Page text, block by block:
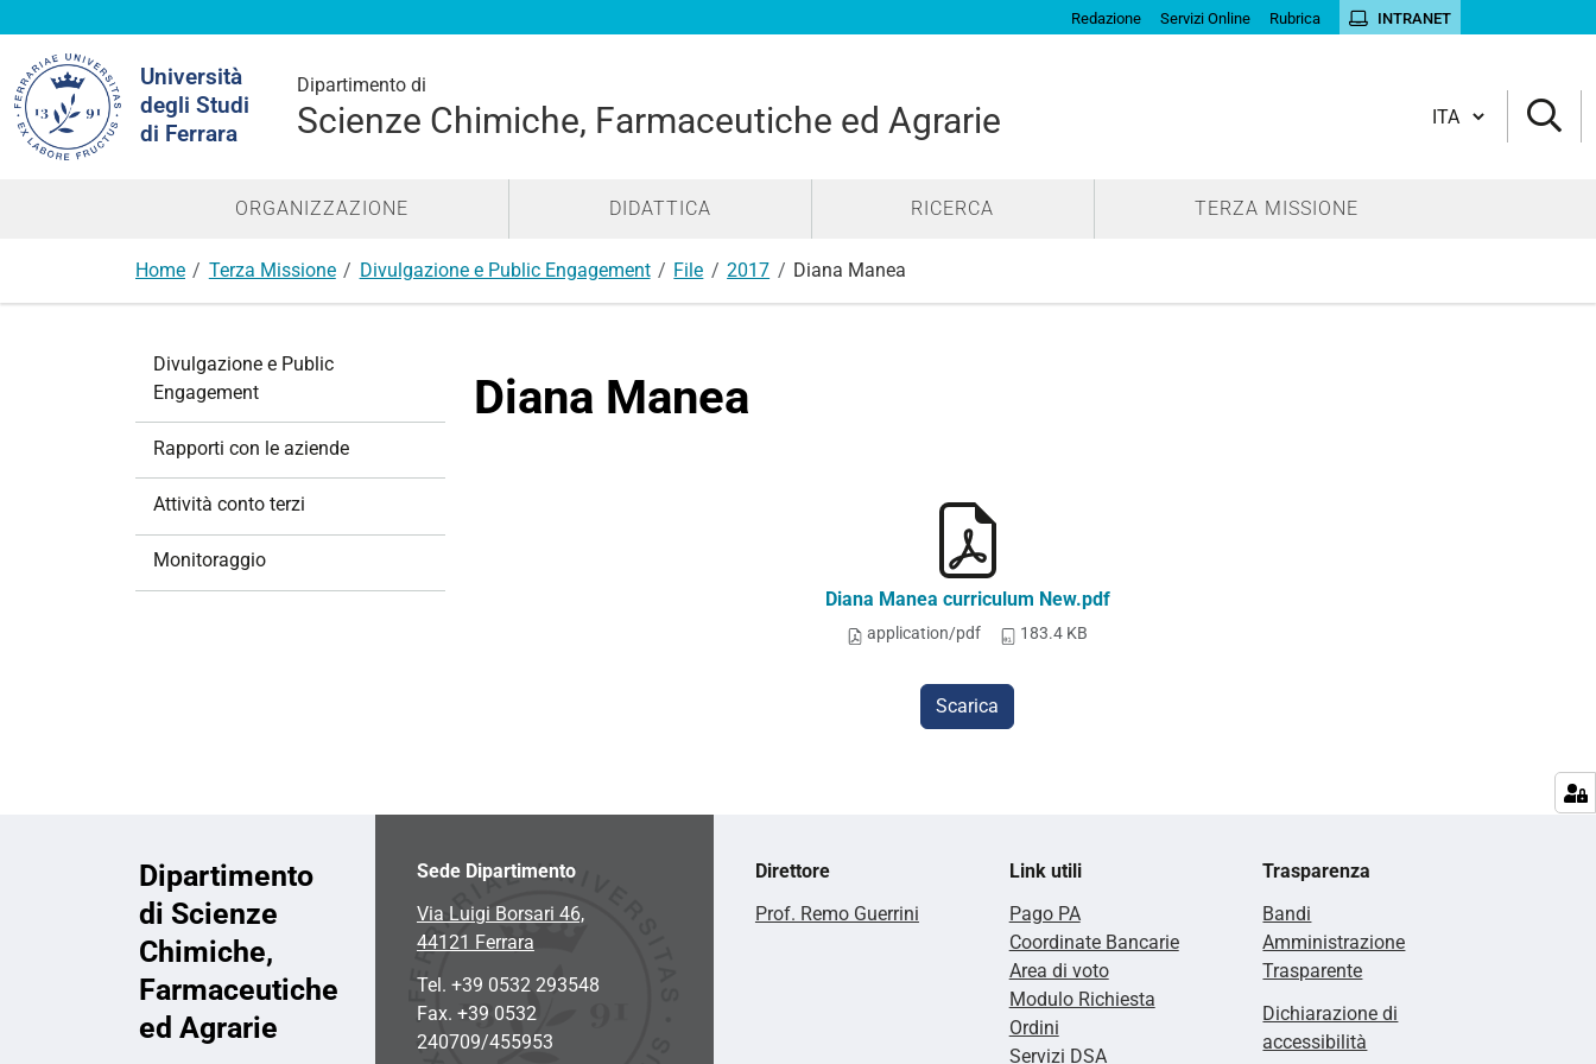
Redazione Servizi Online Rubrica INTRANET
Università
degli Studi
di Ferrara
Dipartimento di
Scienze Chimiche, Farmaceutiche ed Agrarie
nel
sito
Cambia lingua
ORGANIZZAZIONE DIDATTICA RICERCA TERZA MISSIONE
Home Terza Missione Divulgazione e Public Engagement File 2017 Diana Manea
Diana Manea
Diana Manea curriculum New.pdf
application/pdf 183.4 KB
Scarica
Divulgazione e Public
Engagement
Rapporti con le aziende
Attività conto terzi
Monitoraggio
Dipartimento
di Scienze
Chimiche,
Farmaceutiche
ed Agrarie
Sede Dipartimento
Via Luigi Borsari 46,
44121 Ferrara
Tel. +39 0532 293548
Fax. +39 0532
240709/455953
Direttore
Prof. Remo Guerrini
Link utili
Pago PA
Coordinate Bancarie
Area di voto
Modulo Richiesta
Ordini
Servizi DSA
Trasparenza
Bandi
Amministrazione
Trasparente
Dichiarazione di
accessibilità